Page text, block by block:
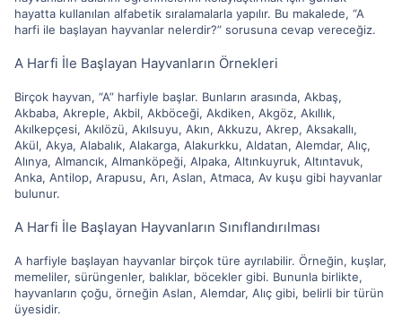
hayatta kullanılan alfabetik sıralamalarla yapılır. Bu makalede, “A
harfi ile başlayan hayvanlar nelerdir?” sorusuna cevap vereceğiz.
A Harfi İle Başlayan Hayvanların Örnekleri
Birçok hayvan, “A” harfiyle başlar. Bunların arasında, Akbaş,
Akbaba, Akreple, Akbil, Akböceği, Akdiken, Akgöz, Akıllık,
Akılkepçesi, Akılözü, Akılsuyu, Akın, Akkuzu, Akrep, Aksakallı,
Akül, Akya, Alabalık, Alakarga, Alakurkku, Aldatan, Alemdar, Alıç,
Alınya, Almancık, Almanköpeği, Alpaka, Altınkuyruk, Altıntavuk,
Anka, Antilop, Arapusu, Arı, Aslan, Atmaca, Av kuşu gibi hayvanlar
bulunur.
A Harfi İle Başlayan Hayvanların Sınıflandırılması
A harfiyle başlayan hayvanlar birçok türe ayrılabilir. Örneğin, kuşlar,
memeliler, sürüngenler, balıklar, böcekler gibi. Bununla birlikte,
hayvanların çoğu, örneğin Aslan, Alemdar, Alıç gibi, belirli bir türün
üyesidir.